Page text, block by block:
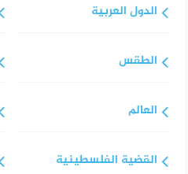
الدول العربية
الطقس
العالم
القضية الفلسطينية